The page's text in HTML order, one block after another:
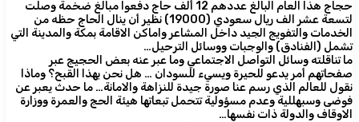
حجاج هذا العام البالغ عددهم 12 ألف حاج دفعوا مبالغ ضخمة وصلت
لتسعة عشر الف ريال سعودي (19000) نظير أن ينال الحاج حظه من
الخدمات والتفويج الجيد داخل المشاعر واماكن الاقامة بمكة والمدينة التي
تشمل (الفنادق) والوجبات ووسائل الترحيل…
ما تناقلته وسائل التواصل الاجتماعي وما عبر عنه بعض الحجيج عبر
صفحاتهم أمر يدعو للحيرة ويسيء للسودان … هل نحن بهذا القبح؟ وماذا
نقول للعالم الذي رسم عنا صورة جيدة للنزاهة والامانة… ما حدث يعبر عن
فوضى وسبهللية وعدم مسؤولية تتحمل تبعاتها هيئة الحج والعمرة ووزارة
الاوقاف والدولة ذات نفسها…